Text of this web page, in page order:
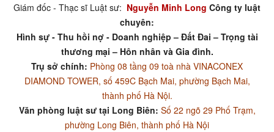
Giám đốc - Thạc sĩ Luật sư: Nguyễn Minh Long Công ty luật
chuyên:
Hình sự - Thu hồi nợ - Doanh nghiệp – Đất Đai – Trọng tài
thương mại – Hôn nhân và Gia đình.
Trụ sở chính: Phòng 08 tầng 09 toà nhà VINACONEX
DIAMOND TOWER, số 459C Bạch Mai, phường Bạch Mai,
thành phố Hà Nội.
Văn phòng luật sư tại Long Biên: Số 22 ngõ 29 Phố Trạm,
phường Long Biên, thành phố Hà Nội